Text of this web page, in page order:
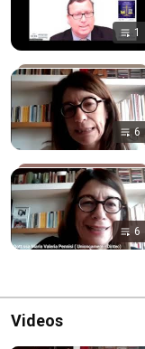
1
6
6
Videos